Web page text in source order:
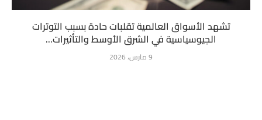
تشهد الأسواق العالمية تقلبات حادة بسبب التوترات
الجيوسياسية في الشرق الأوسط والتأثيرات...
9 مارس، 2026